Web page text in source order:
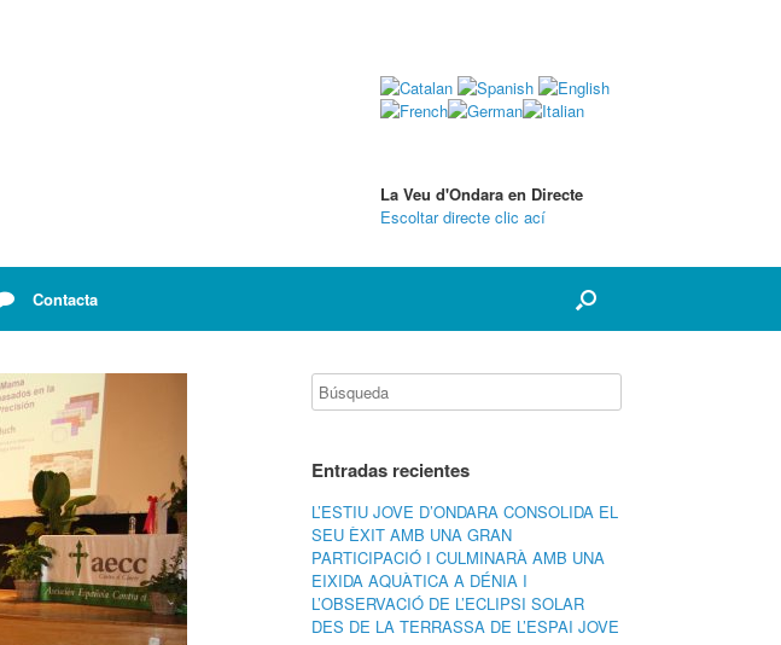
La Veu d'Ondara en Directe
Escoltar directe clic ací
Contacta
Entradas recientes
L’ESTIU JOVE D’ONDARA CONSOLIDA EL
SEU ÈXIT AMB UNA GRAN
PARTICIPACIÓ I CULMINARÀ AMB UNA
EIXIDA AQUÀTICA A DÉNIA I
L’OBSERVACIÓ DE L’ECLIPSI SOLAR
DES DE LA TERRASSA DE L’ESPAI JOVE